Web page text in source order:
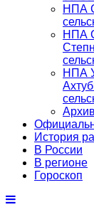
НПА
НПА
НПА
История
В России
В регионе
Гороскоп